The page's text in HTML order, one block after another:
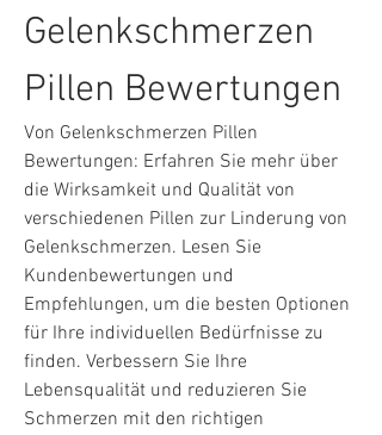
Gelenkschmerzen
Pillen Bewertungen
Von Gelenkschmerzen Pillen
Bewertungen: Erfahren Sie mehr über
die Wirksamkeit und Qualität von
verschiedenen Pillen zur Linderung von
Gelenkschmerzen. Lesen Sie
Kundenbewertungen und
Empfehlungen, um die besten Optionen
für Ihre individuellen Bedürfnisse zu
finden. Verbessern Sie Ihre
Lebensqualität und reduzieren Sie
Schmerzen mit den richtigen